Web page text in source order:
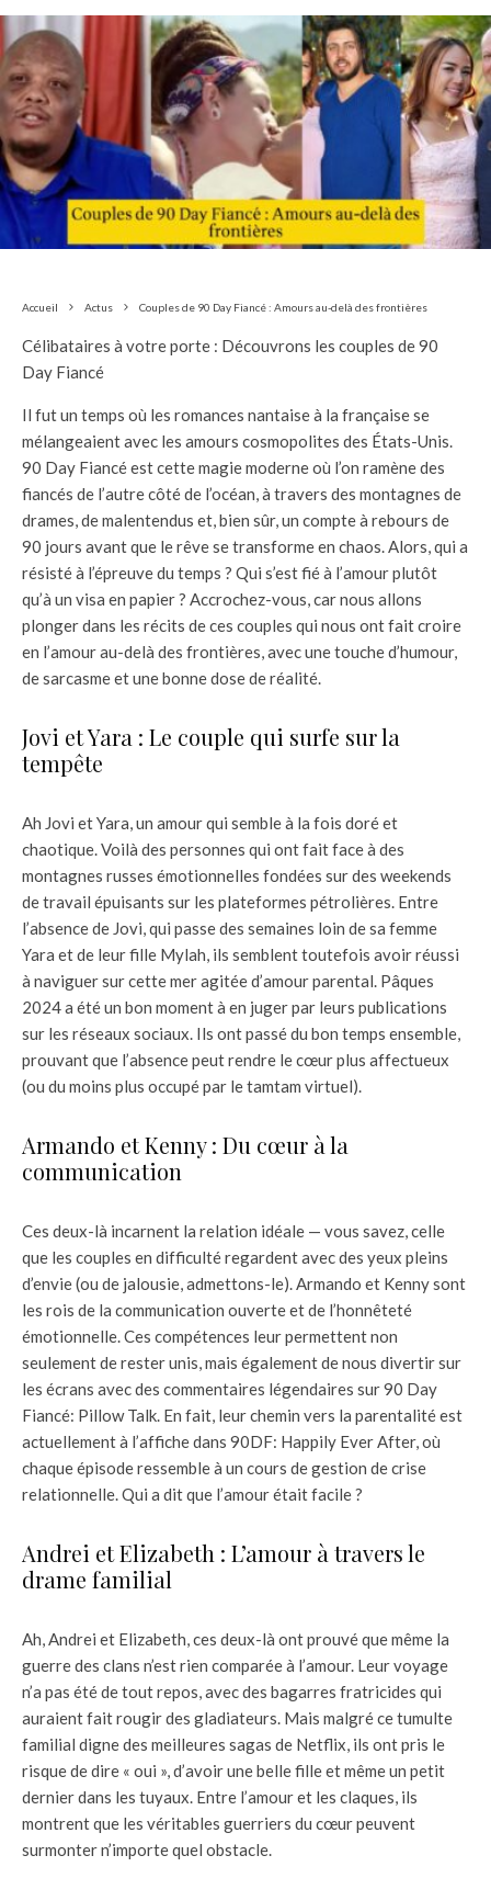
Accueil Actus Couples de 90 Day Fiancé : Amours au-delà des frontières
Célibataires à votre porte : Découvrons les couples de 90
Day Fiancé
Il fut un temps où les romances nantaise à la française se
mélangeaient avec les amours cosmopolites des États-Unis.
90 Day Fiancé est cette magie moderne où l’on ramène des
fiancés de l’autre côté de l’océan, à travers des montagnes de
drames, de malentendus et, bien sûr, un compte à rebours de
90 jours avant que le rêve se transforme en chaos. Alors, qui a
résisté à l’épreuve du temps ? Qui s’est fié à l’amour plutôt
qu’à un visa en papier ? Accrochez-vous, car nous allons
plonger dans les récits de ces couples qui nous ont fait croire
en l’amour au-delà des frontières, avec une touche d’humour,
de sarcasme et une bonne dose de réalité.
Jovi et Yara : Le couple qui surfe sur la
tempête
Ah Jovi et Yara, un amour qui semble à la fois doré et
chaotique. Voilà des personnes qui ont fait face à des
montagnes russes émotionnelles fondées sur des weekends
de travail épuisants sur les plateformes pétrolières. Entre
l’absence de Jovi, qui passe des semaines loin de sa femme
Yara et de leur fille Mylah, ils semblent toutefois avoir réussi
à naviguer sur cette mer agitée d’amour parental. Pâques
2024 a été un bon moment à en juger par leurs publications
sur les réseaux sociaux. Ils ont passé du bon temps ensemble,
prouvant que l’absence peut rendre le cœur plus affectueux
(ou du moins plus occupé par le tamtam virtuel).
Armando et Kenny : Du cœur à la
communication
Ces deux-là incarnent la relation idéale — vous savez, celle
que les couples en difficulté regardent avec des yeux pleins
d’envie (ou de jalousie, admettons-le). Armando et Kenny sont
les rois de la communication ouverte et de l’honnêteté
émotionnelle. Ces compétences leur permettent non
seulement de rester unis, mais également de nous divertir sur
les écrans avec des commentaires légendaires sur 90 Day
Fiancé: Pillow Talk. En fait, leur chemin vers la parentalité est
actuellement à l’affiche dans 90DF: Happily Ever After, où
chaque épisode ressemble à un cours de gestion de crise
relationnelle. Qui a dit que l’amour était facile ?
Andrei et Elizabeth : L’amour à travers le
drame familial
Ah, Andrei et Elizabeth, ces deux-là ont prouvé que même la
guerre des clans n’est rien comparée à l’amour. Leur voyage
n’a pas été de tout repos, avec des bagarres fratricides qui
auraient fait rougir des gladiateurs. Mais malgré ce tumulte
familial digne des meilleures sagas de Netflix, ils ont pris le
risque de dire « oui », d’avoir une belle fille et même un petit
dernier dans les tuyaux. Entre l’amour et les claques, ils
montrent que les véritables guerriers du cœur peuvent
surmonter n’importe quel obstacle.